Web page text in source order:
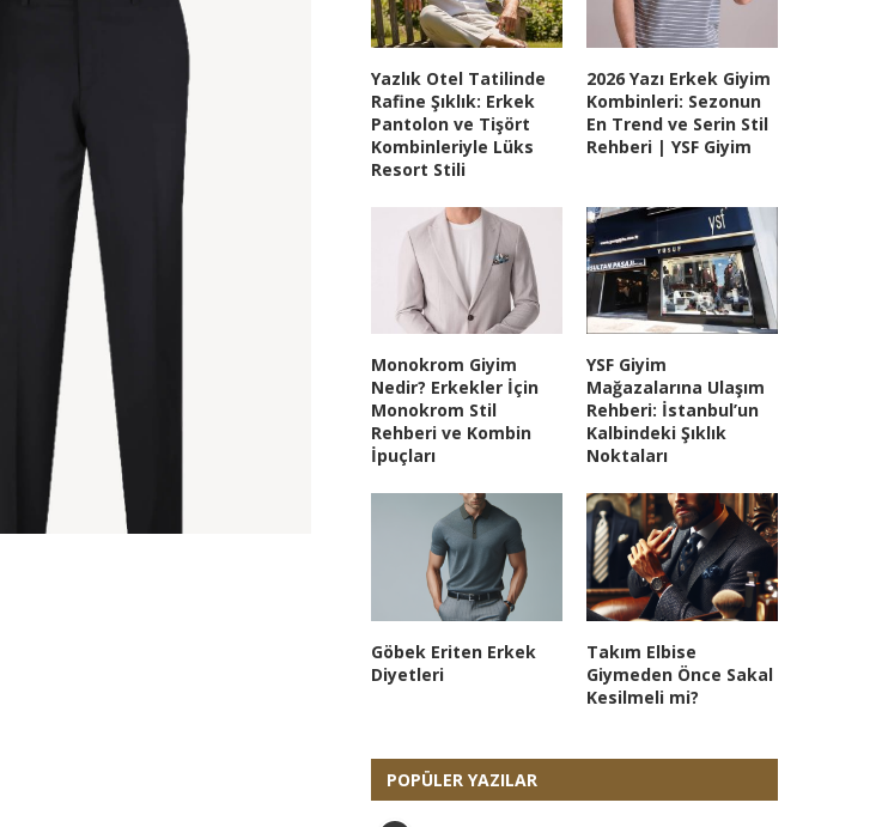
Yazlık Otel Tatilinde
Rafine Şıklık: Erkek
Pantolon ve Tişört
Kombinleriyle Lüks
Resort Stili
2026 Yazı Erkek Giyim
Kombinleri: Sezonun
En Trend ve Serin Stil
Rehberi | YSF Giyim
Monokrom Giyim
Nedir? Erkekler İçin
Monokrom Stil
Rehberi ve Kombin
İpuçları
YSF Giyim
Mağazalarına Ulaşım
Rehberi: İstanbul’un
Kalbindeki Şıklık
Noktaları
Göbek Eriten Erkek
Diyetleri
Takım Elbise
Giymeden Önce Sakal
Kesilmeli mi?
POPÜLER YAZILAR